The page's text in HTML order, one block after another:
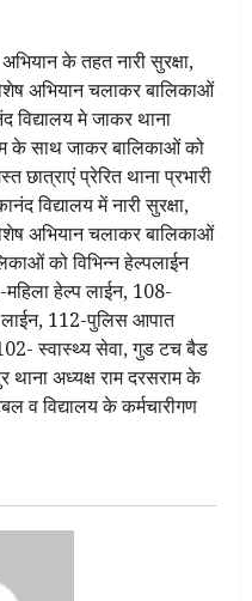
के तहत नारी सुरक्षा,
अभियान चलाकर बालिकाओं
विद्यालय मे जाकर थाना
के साथ जाकर बालिकाओं को
प्रेरित थाना प्रभारी
विद्यालय में नारी सुरक्षा,
अभियान चलाकर बालिकाओं
को विभिन्न हेल्पलाईन
हेल्प लाईन, 108-
112-पुलिस आपात
स्वास्थ्य सेवा, गुड टच बैड
थाना अध्यक्ष राम दरसराम के
व विद्यालय के कर्मचारीगण